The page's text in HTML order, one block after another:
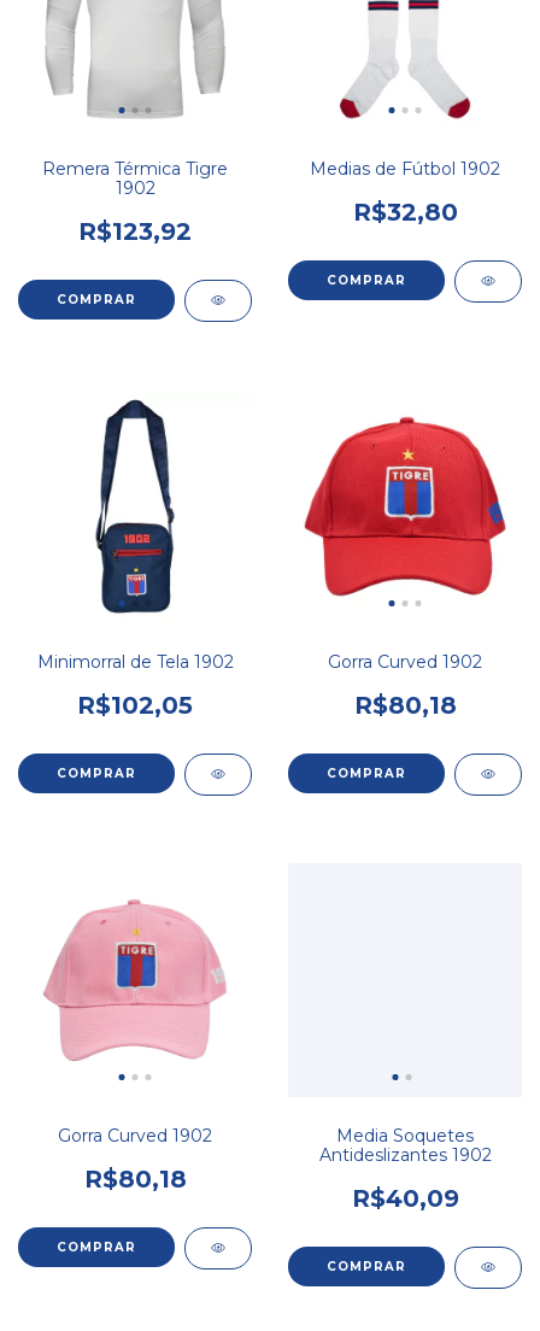
Remera Térmica Tigre
1902
R$123,92
COMPRAR
Medias de Fútbol 1902
R$32,80
COMPRAR
Minimorral de Tela 1902
R$102,05
Gorra Curved 1902
R$80,18
Gorra Curved 1902
R$80,18
Media Soquetes
Antideslizantes 1902
R$40,09
COMPRAR